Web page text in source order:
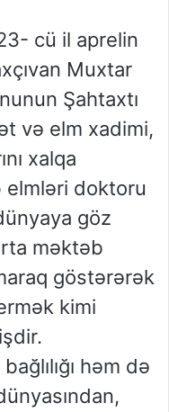
cü il aprelin
Muxtar
Şahtaxtı
və elm xadimi,
xalqa
doktoru
göz
məktəb
göstərərək
kimi
həm də